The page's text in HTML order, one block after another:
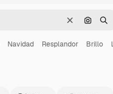
BorrarBuscar
Navidad Resplandor Brillo